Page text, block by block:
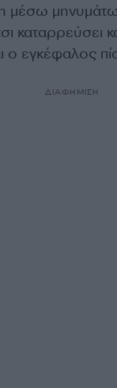
μέσω
καταρρεύσει
ο εγκέφαλος
ΔΙΑΦΗΜΙΣΗ